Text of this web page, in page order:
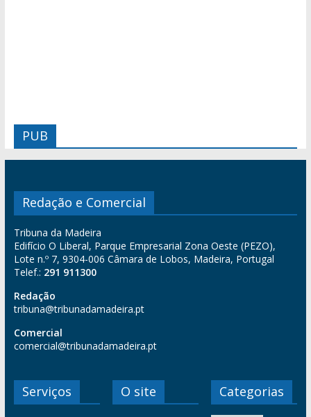
PUB
Redação e Comercial
Tribuna da Madeira
Edifício O Liberal, Parque Empresarial Zona Oeste (PEZO),
Lote n.º 7, 9304-006 Câmara de Lobos, Madeira, Portugal
Telef.: 291 911300
Redação
tribuna@tribunadamadeira.pt
Comercial
comercial@tribunadamadeira.pt
Serviços O site Categorias